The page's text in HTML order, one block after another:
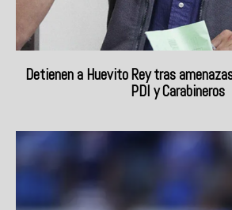
Detienen a Huevito Rey tras
PDI y Carabineros